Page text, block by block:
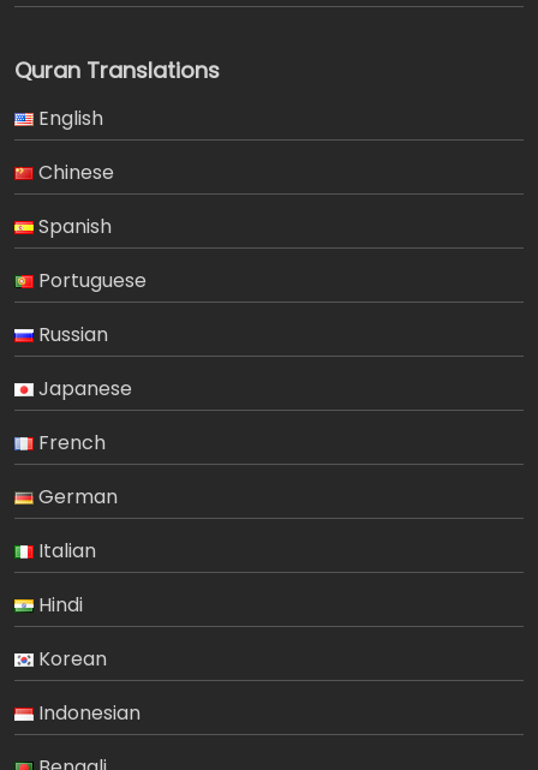
Quran Translations
English
Chinese
Spanish
Portuguese
Russian
Japanese
French
German
Italian
Hindi
Korean
Indonesian